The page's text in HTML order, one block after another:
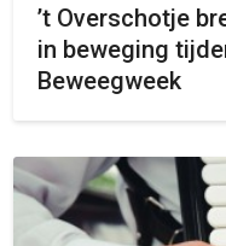
’t Overschotje
in beweging
Beweegweek